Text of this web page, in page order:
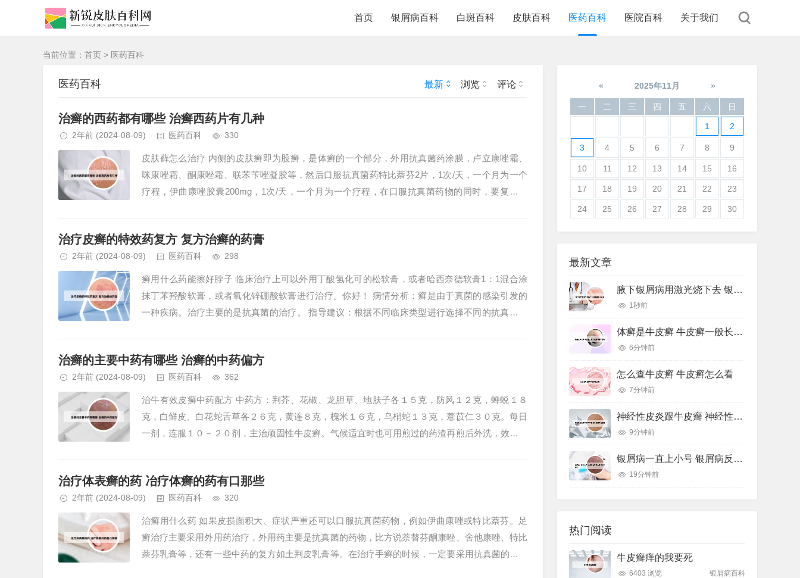
首页 银屑病百科 白斑百科 皮肤百科 医药百科 医院百科 关于我们
当前位置： 首页 > 医药百科
医药百科 最新 浏览 评论
治癣的西药都有哪些 治癣西药片有几种
2年前 (2024-08-09) 医药百科 330
皮肤藓怎么治疗 内侧的皮肤癣即为股癣，是体癣的一个部分，外用抗真菌药涂膜，卢立康唑霜、
咪康唑霜、酮康唑霜、联苯苄唑凝胶等，然后口服抗真菌药特比萘芬2片，1次/天，一个月为一个
疗程，伊曲康唑胶囊200mg，1次/天，一个月为一个疗程，在口服抗真菌药物的同时，要复查肝
治疗皮癣的特效药复方 复方治癣的药膏
2年前 (2024-08-09) 医药百科 298
癣用什么药能擦好脖子 临床治疗上可以外用丁酸氢化可的松软膏，或者哈西奈德软膏1：1混合涂
抹丁苯羟酸软膏，或者氧化锌硼酸软膏进行治疗。你好！ 病情分析：癣是由于真菌的感染引发的
一种疾病。治疗主要的是抗真菌的治疗。 指导建议：根据不同临床类型进行选择不同的抗真菌药
治癣的主要中药有哪些 治癣的中药偏方
2年前 (2024-08-09) 医药百科 362
治牛有效皮癣中药配方 中药方：荆芥、花椒、龙胆草、地肤子各１５克，防风１２克，蝉蜕１８
克，白鲜皮、白花蛇舌草各２６克，黄连８克，槐米１６克，乌梢蛇１３克，薏苡仁３０克。每日
一剂，连服１０－２０剂，主治顽固性牛皮癣。气候适宜时也可用煎过的药渣再煎后外洗，效果更
治疗体表癣的药 冶疗体癣的药有口那些
2年前 (2024-08-09) 医药百科 320
治癣用什么药 如果皮损面积大、症状严重还可以口服抗真菌药物，例如伊曲康唑或特比萘芬。足
癣治疗主要采用外用药治疗，外用药主要是抗真菌的药物，比方说萘替芬酮康唑、舍他康唑、特比
萘芬乳膏等，还有一些中药的复方如土荆皮乳膏等。在治疗手癣的时候，一定要采用抗真菌的药物
« 2025年11月 »
一 二 三 四 五 六 日
1 2
3 4 5 6 7 8 9
10 11 12 13 14 15 16
17 18 19 20 21 22 23
24 25 26 27 28 29 30
最新文章
腋下银屑病用激光烧下去 银屑病激光手术
1秒前
体癣是牛皮癣 牛皮癣一般长在身体哪个部位
6分钟前
怎么查牛皮癣 牛皮癣怎么看
7分钟前
神经性皮炎跟牛皮癣 神经性皮炎跟牛皮癣哪个好治
9分钟前
银屑病一直上小号 银屑病反复出小疹子怎么办好
19分钟前
热门阅读
牛皮癣痒的我要死
6403 浏览 银屑病百科